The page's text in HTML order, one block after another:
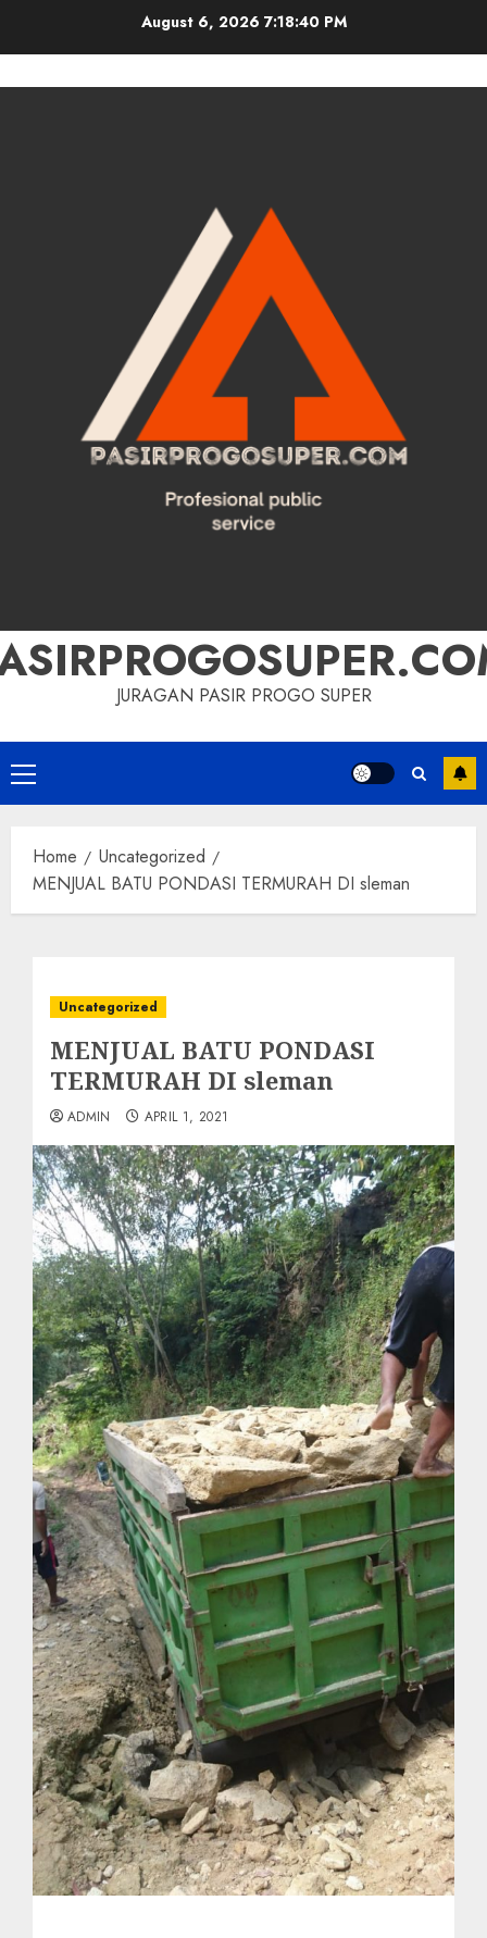
August 6, 20267:18:41 PM
JURAGAN PASIR PROGO SUPER
Primary
Menu
Home
Uncategorized
MENJUAL BATU PONDASI TERMURAH DI sleman
Uncategorized
MENJUAL BATU PONDASI
TERMURAH DI sleman
ADMIN APRIL 1, 2021